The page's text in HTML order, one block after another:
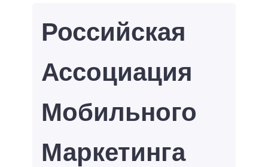
Российская
Ассоциация
Мобильного
Маркетинга